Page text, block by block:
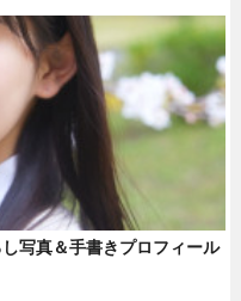
写真＆手書きプロフィール